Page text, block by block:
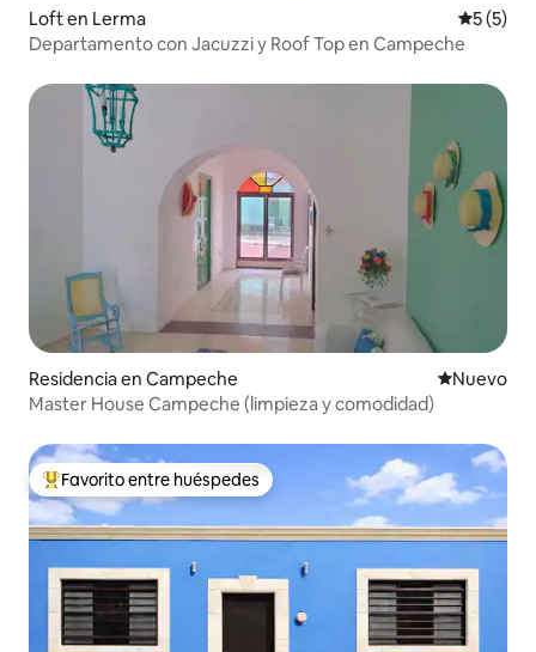
Loft en Lerma
5 (5)
Departamento con Jacuzzi y Roof Top en Campeche
Residencia en Campeche Nuevo
Nuevo
Master House Campeche (limpieza y comodidad)
De los mejores en Favorito entre huéspedes
Favorito entre huéspedes